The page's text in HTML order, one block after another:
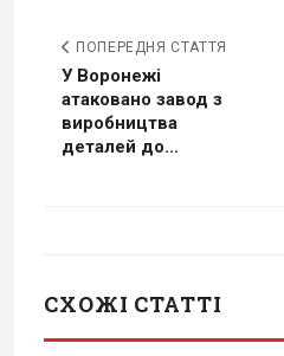
ПОПЕРЕДНЯ СТАТТЯ
У Воронежі
атаковано завод з
виробництва
деталей до...
СХОЖІ СТАТТІ